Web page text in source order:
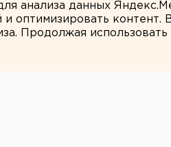
анализа данных
оптимизировать
Продолжая